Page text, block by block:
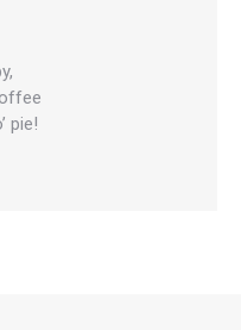
pie!